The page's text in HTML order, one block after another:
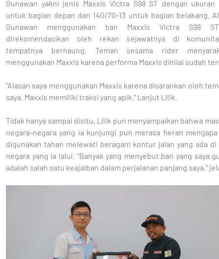
Gunawan yakni jenis Maxxis Victra S98 ST dengan ukuran
untuk bagian depan dan 140/70-13 untuk bagian belakang.
Gunawan menggunakan ban Maxxis Victra S98
direkomendasikan oleh rekan sejawatnya di
tempatnya bernaung. Teman sesama rider
menggunakan Maxxis karena performa Maxxis dinilai sudah
“Alasan saya menggunakan Maxxis karena disarankan oleh
saya. Maxxis memiliki traksi yang apik.” Lanjut Lilik.
Tidak hanya sampai disitu, Lilik pun menyampaikan bahwa
negara-negara yang ia kunjungi pun merasa heran
digunakan tahan melewati beragam kontur jalan yang ada di
negara yang ia lalui. “Banyak yang menyebut ban yang saya
adalah salah satu keajaiban dalam perjalanan panjang saya.”